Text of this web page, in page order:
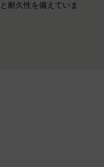
耐久性を備えていま